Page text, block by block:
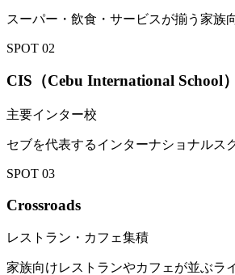
スーパー・飲食・サービスが揃う家族
SPOT 02
CIS（Cebu International School）
主要インター校
セブを代表するインターナショナルス
SPOT 03
Crossroads
レストラン・カフェ集積
家族向けレストランやカフェが並ぶラ